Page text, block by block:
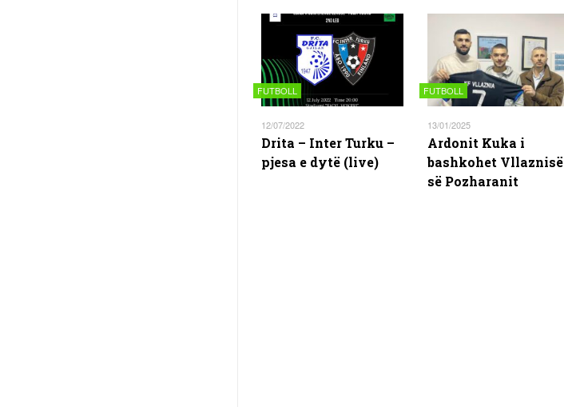
FUTBOLL
12/07/2022
Drita – Inter Turku –
pjesa e dytë (live)
FUTBOLL
13/01/2025
Ardonit Kuka i
bashkohet Vllaznisë
së Pozharanit